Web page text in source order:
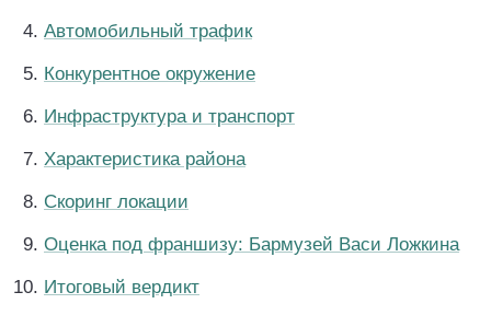
Автомобильный трафик
Конкурентное окружение
Инфраструктура и транспорт
Характеристика района
Скоринг локации
Оценка под франшизу: Бармузей Васи Ложкина
Итоговый вердикт